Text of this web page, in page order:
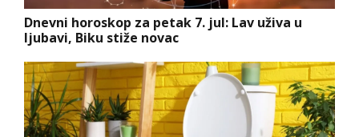
Dnevni horoskop za petak 7. jul: Lav uživa u
ljubavi, Biku stiže novac